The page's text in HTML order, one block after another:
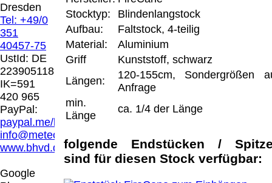
Dresden
Tel: +49/0
351
40457-75
UstId: DE
223905118
IK=591
420 965
PayPal:
paypal.me/blindenhilfsmittel
info@meteor.vision
www.bhvd.de
Google
Stocktyp:
Blindenlangstock
Aufbau:
Faltstock, 4-teilig
Material:
Aluminium
Griff
Kunststoff, schwarz
Längen:
120-155cm, Sondergrößen
Anfrage
min.
Länge
ca. 1/4 der Länge
folgende Endstücken /
sind für diesen Stock verfügbar:
Warenzeichen sind Eigentum der jeweiligen
Firmen. Preisänderungen, Irrtümer und
technische Änderungen vorbehalten.
letzte Änderung: 26. Januar 2026 Blinden
Hilfsmittel Vertrieb Dresden,
Mit einem Urteil vom 12.05.1998 - 312 O
85/98 - Haftung für Links hat das Landgericht
Hamburg entschieden, dass man durch die
Anbringung eines Links, die Inhalte der
gelinkten Seite ggf. mit zu verantworten hat.
Dieses kann nur dadurch verhindert werden,
dass man sich ausdrücklich von diesen
Inhalten distanziert. Hiermit distanzieren wir